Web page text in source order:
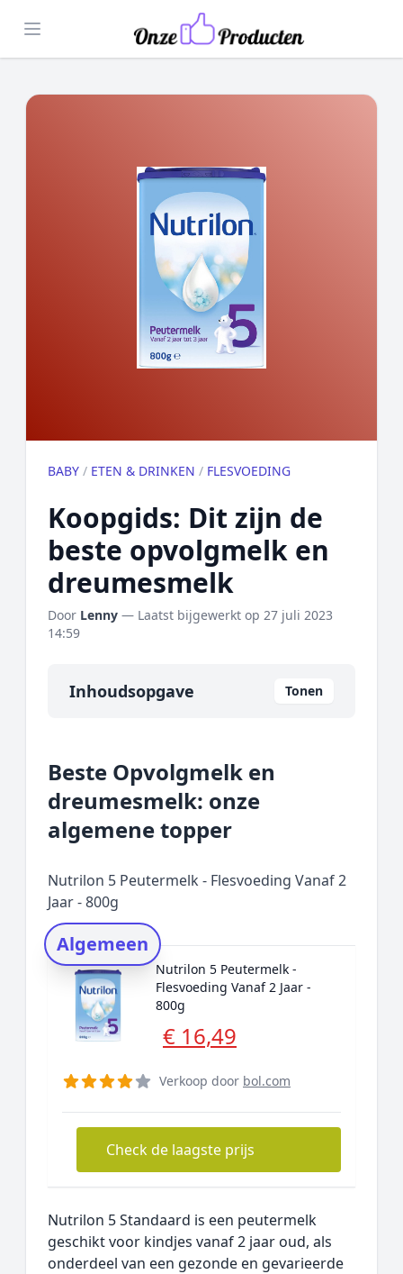
Open menu
BABY / ETEN & DRINKEN / FLESVOEDING
Koopgids: Dit zijn de
beste opvolgmelk en
dreumesmelk
Door Lenny — Laatst bijgewerkt op 27 juli 2023
14:59
Inhoudsopgave Tonen
Onze algemene topper
Prijs topper
Populaire merken
Onderzoeksmethode
Alternatieven
Prijsniveaus
Beste Opvolgmelk en
dreumesmelk: onze
algemene topper
Nutrilon 5 Peutermelk - Flesvoeding Vanaf 2
Jaar - 800g
Algemeen
Nutrilon 5 Peutermelk -
Flesvoeding Vanaf 2 Jaar -
800g
€ 16,49
Verkoop door bol.com
Check de laagste prijs
Nutrilon 5 Standaard is een peutermelk
geschikt voor kindjes vanaf 2 jaar oud, als
onderdeel van een gezonde en gevarieerde